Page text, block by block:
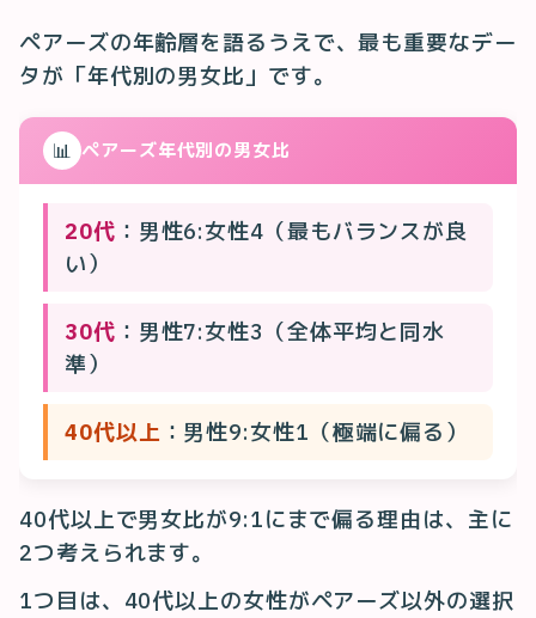
ペアーズの年齢層を語るうえで、最も重要なデー
タが「年代別の男女比」です。
📊 ペアーズ年代別の男女比
20代 ：男性6:女性4（最もバランスが良
い）
30代 ：男性7:女性3（全体平均と同水
準）
40代以上 ：男性9:女性1（極端に偏る）
40代以上で男女比が9:1にまで偏る理由は、主に
2つ考えられます。
1つ目は、40代以上の女性がペアーズ以外の選択